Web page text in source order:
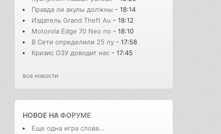
Правда ли акулы должны - 18:14
Издатель Grand Theft Au - 18:12
Motorola Edge 70 Neo по - 18:10
В Сети определили 25 лу - 17:58
Кризис ОЗУ доводит нас - 17:45
все новости
НОВОЕ НАФОРУМЕ
Еще одна игра слова...